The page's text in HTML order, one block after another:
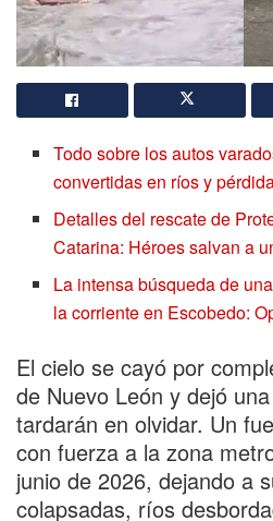
Todo sobre los autos
convertidas en ríos y
Detalles del rescate de
Catarina: Héroes salvan a
La intensa búsqueda de
la corriente en Escobedo:
El cielo se cayó por
de Nuevo León y dejó
tardarán en olvidar. Un
con fuerza a la zona
junio de 2026, dejando a
colapsadas, ríos